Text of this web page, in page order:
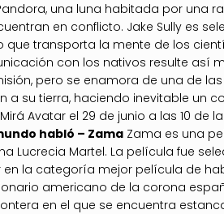
una luna habitada por una
en conflicto. Jake Sully es
transporta la mente de los
con los nativos resulte así
pero se enamora de una de las
su tierra, haciendo inevitable un
Avatar el 29 de junio a las 10 de
habló – Zama Zama es una
Lucrecia Martel. La película fue
la categoría mejor película de
americano de la corona
en el que se encuentra